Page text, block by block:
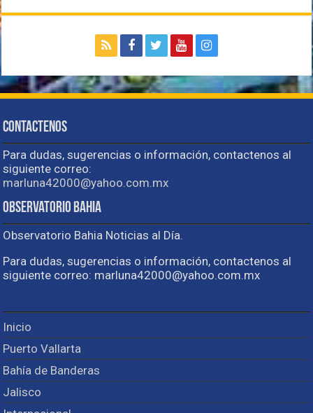
Contactenos
Para dudas, sugerencias o información, contactenos al
siguiente correo:
marluna42000@yahoo.com.mx
Observatorio Bahia
Observatorio Bahia Noticias al Día.
Para dudas, sugerencias o información, contactenos al
siguiente correo: marluna42000@yahoo.com.mx
Inicio
Puerto Vallarta
Bahía de Banderas
Jalisco